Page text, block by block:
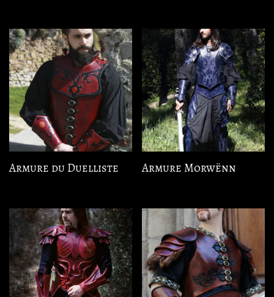
Armure du Duelliste Armure Morwënn